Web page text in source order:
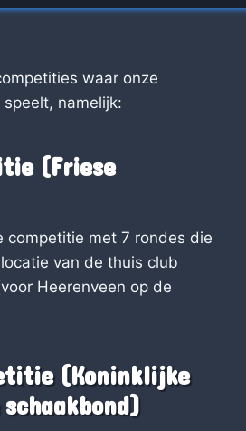
waar onze
namelijk:
(Friese
competitie met 7 rondes die
van de thuis club
Heerenveen op de
(Koninklijke